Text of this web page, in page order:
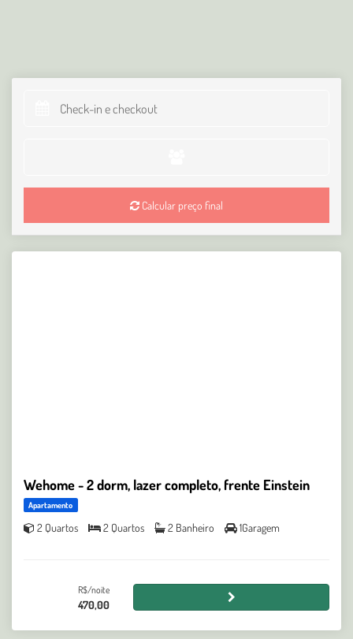
Calcular preço final
Wehome - 2 dorm, lazer completo, frente Einstein
Apartamento
2 Quartos 2 Quartos 2 Banheiro 1Garagem
R$/noite
470,00